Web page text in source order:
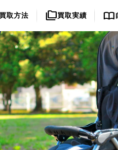
買取方法 folder_copy買取実績 import_contacts